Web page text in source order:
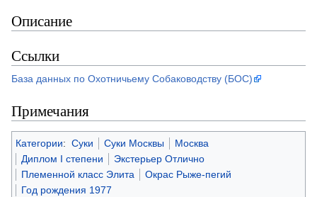
Описание
Ссылки
База данных по Охотничьему Собаководству (БОС)
Примечания
Категории: Суки Суки Москвы
Москва
Диплом I степени
Экстерьер Отлично
Племенной класс Элита
Окрас Рыже-пегий
Год рождения 1977